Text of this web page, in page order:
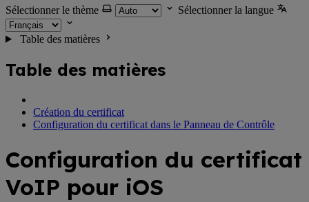
Sélectionner le thème Sélectionner la langue
Table des matières
Table des matières
Création du certificat
Configuration du certificat dans le Panneau de Contrôle
Configuration du certificat
VoIP pour iOS